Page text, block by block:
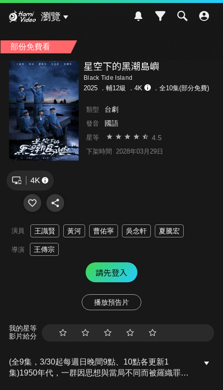
瀏覽
部份免費看
星空下的黑潮島嶼
Black Tide Island
2025 ． 輔12級 ．4K ．全10集(部分免費)
類型 台劇
發音 國語
星等 4.5
下架時間 2028年03月29日
演員 王識賢 黃河 曹佑寧 吳念軒 夏騰宏
導演 王傳宗
請先登入
播放預告片
我的星等
影片給分
(全9集，3/30起每週日晚間9點、10點各更新1
集)1950年代，一群因思想與當局不同而被羅織罪名